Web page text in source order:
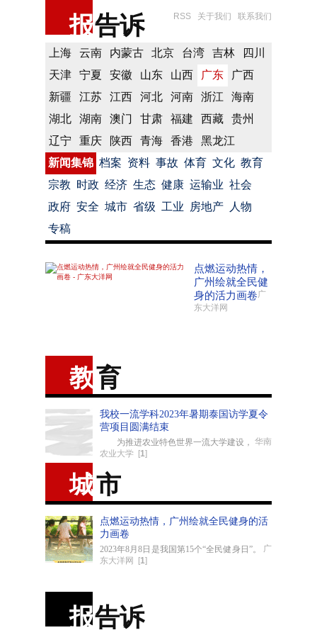
报告诉 RSS 关于我们 联系我们
上海 云南 内蒙古 北京 台湾 吉林
四川
天津
宁夏 安徽 山东 山西 广东
广西
新疆
江苏 江西 河北 河南 浙江
海南
湖北
湖南 澳门 甘肃 福建 西藏
贵州
辽宁
重庆 陕西 青海 香港
黑龙江
新闻集锦 档案 资料 事故 体育 文化 教育
宗教 时政 经济 生态 健康 运输业 社会
政府 安全 城市 省级 工业 房地产
人物
专稿
点燃运动热情，
广州绘就全民健
身的活力画卷广
东大洋网
教育
我校一流学科2023年暑期泰国访学夏令
营项目圆满结束
为推进农业特色世界一流大学建设， 华南
农业大学
[1]
城市
点燃运动热情，广州绘就全民健身的活
力画卷
2023年8月8日是我国第15个“全民健身日”。 广
东大洋网
[1]
报告诉